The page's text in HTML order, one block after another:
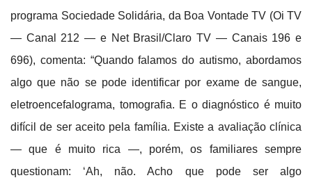
programa Sociedade Solidária, da Boa Vontade TV (Oi TV
— Canal 212 — e Net Brasil/Claro TV — Canais 196 e
696), comenta: “Quando falamos do autismo, abordamos
algo que não se pode identificar por exame de sangue,
eletroencefalograma, tomografia. E o diagnóstico é muito
difícil de ser aceito pela família. Existe a avaliação clínica
— que é muito rica —, porém, os familiares sempre
questionam: ‘Ah, não. Acho que pode ser algo